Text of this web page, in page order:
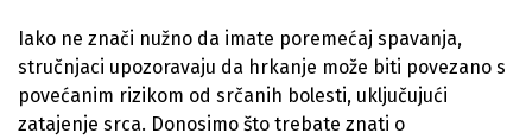
Iako ne znači nužno da imate poremećaj spavanja,
stručnjaci upozoravaju da hrkanje može biti povezano s
povećanim rizikom od srčanih bolesti, uključujući
zatajenje srca. Donosimo što trebate znati o